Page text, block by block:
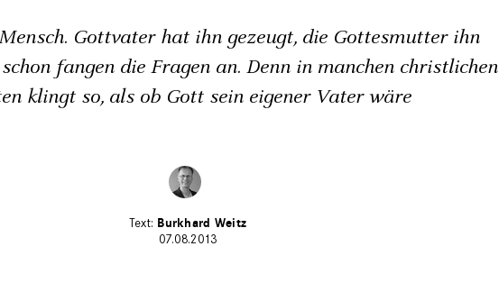
Gottvater hat ihn gezeugt, die Gottesmutter ihn
fangen die Fragen an. Denn in manchen christlichen
klingt so, als ob Gott sein eigener Vater wäre
Burkhard Weitz
07.08.2013